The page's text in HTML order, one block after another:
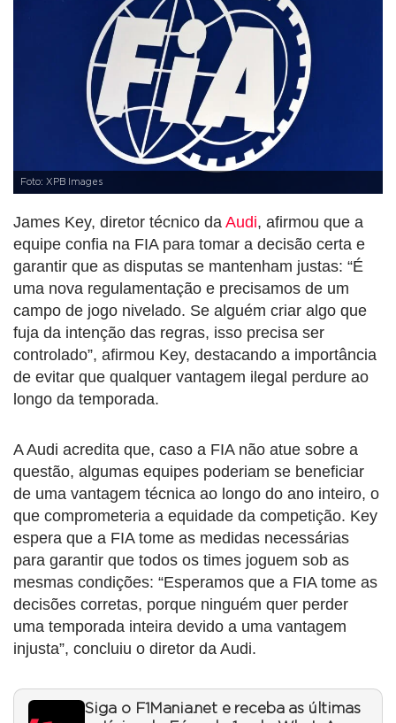
Foto: XPB Images
James Key, diretor técnico da Audi, afirmou que a
equipe confia na FIA para tomar a decisão certa e
garantir que as disputas se mantenham justas: “É
uma nova regulamentação e precisamos de um
campo de jogo nivelado. Se alguém criar algo que
fuja da intenção das regras, isso precisa ser
controlado”, afirmou Key, destacando a importância
de evitar que qualquer vantagem ilegal perdure ao
longo da temporada.
A Audi acredita que, caso a FIA não atue sobre a
questão, algumas equipes poderiam se beneficiar
de uma vantagem técnica ao longo do ano inteiro, o
que comprometeria a equidade da competição. Key
espera que a FIA tome as medidas necessárias
para garantir que todos os times joguem sob as
mesmas condições: “Esperamos que a FIA tome as
decisões corretas, porque ninguém quer perder
uma temporada inteira devido a uma vantagem
injusta”, concluiu o diretor da Audi.
Siga o F1Mania.net e receba as últimas